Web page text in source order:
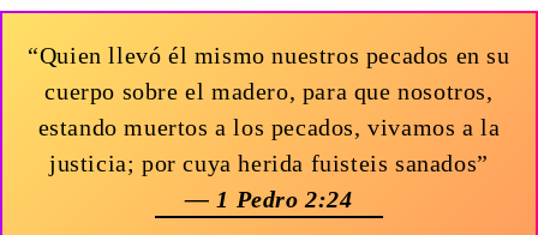
“Quien llevó él mismo nuestros pecados en su
cuerpo sobre el madero, para que nosotros,
estando muertos a los pecados, vivamos a la
justicia; por cuya herida fuisteis sanados”
— 1 Pedro 2:24